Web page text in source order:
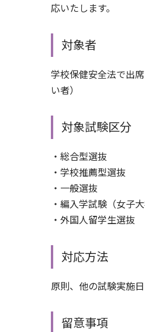
応いたします。
対象者
学校保健安全法で出
い者）
対象試験区分
・総合型選抜
・学校推薦型選抜
・一般選抜
・編入学試験（女子大
・外国人留学生選抜
対応方法
原則、他の試験実施日
留意事項